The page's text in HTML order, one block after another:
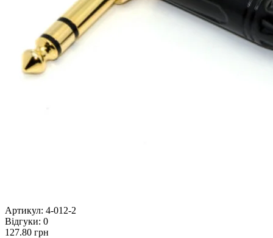
Артикул: 4-012-2
Відгуки: 0
127.80 грн